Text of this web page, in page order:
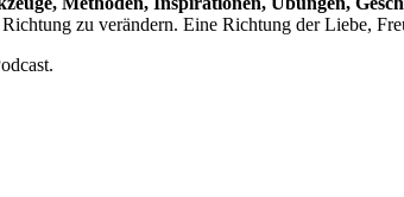
zu verändern. Eine Richtung der Liebe,